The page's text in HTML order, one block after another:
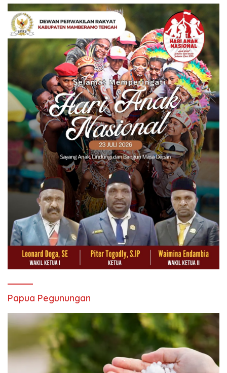
Papua Pegunungan